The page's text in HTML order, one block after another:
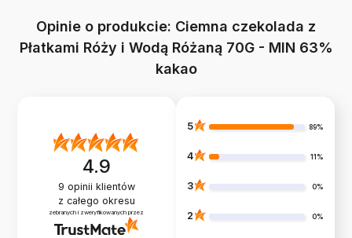
Opinie o produkcie: Ciemna czekolada z
Płatkami Róży i Wodą Różaną 70G - MIN 63%
kakao
4.9
9 opinii klientów
z całego okresu
zebranych i zweryfikowanych przez
5 89%
4 11%
3 0%
2 0%